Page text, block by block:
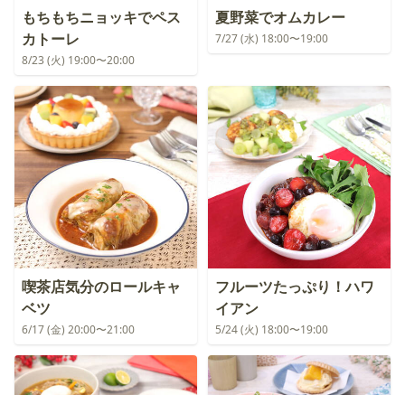
もちもちニョッキでペス
カトーレ
8/23 (火) 19:00〜20:00
夏野菜でオムカレー
7/27 (水) 18:00〜19:00
喫茶店気分のロールキャ
ベツ
6/17 (金) 20:00〜21:00
フルーツたっぷり！ハワ
イアン
5/24 (火) 18:00〜19:00